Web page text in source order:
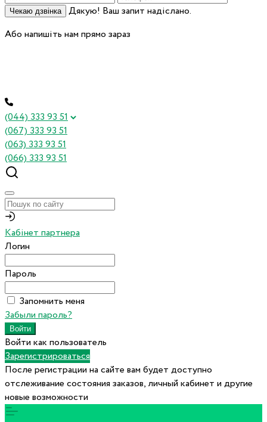
Чекаю дзвінка
Дякую! Ваш запит надіслано.
Або напишіть нам прямо зараз
(044) 333 93 51
(067) 333 93 51
(063) 333 93 51
(066) 333 93 51
Кабінет партнера
Логин
Пароль
Запомнить меня
Забыли пароль?
Войти как пользователь
Зарегистрироваться
После регистрации на сайте вам будет доступно
отслеживание состояния заказов, личный кабинет и другие
новые возможности